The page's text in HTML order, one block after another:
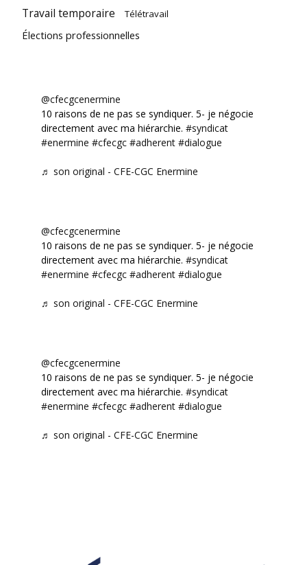
Travail temporaire Télétravail
Élections professionnelles
@cfecgcenermine
10 raisons de ne pas se syndiquer. 5- je négocie
directement avec ma hiérarchie. #syndicat
#enermine #cfecgc #adherent #dialogue
♬ son original - CFE-CGC Enermine
@cfecgcenermine
10 raisons de ne pas se syndiquer. 5- je négocie
directement avec ma hiérarchie. #syndicat
#enermine #cfecgc #adherent #dialogue
♬ son original - CFE-CGC Enermine
@cfecgcenermine
10 raisons de ne pas se syndiquer. 5- je négocie
directement avec ma hiérarchie. #syndicat
#enermine #cfecgc #adherent #dialogue
♬ son original - CFE-CGC Enermine